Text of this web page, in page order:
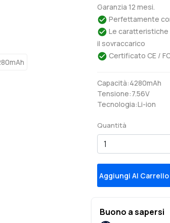
Garanzia 12 mesi.
Perfettamente
Le caratteristiche
il sovraccarico
Certificato CE /
Capacità:4280mAh
Tensione:7.56V
Tecnologia:Li-ion
Quantità
Aggiungi Al Carrello
Buono a sapersi